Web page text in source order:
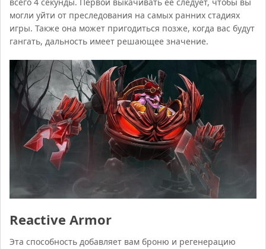
могли уйти от преследования на самых ранних стадиях
игры. Также она может пригодиться позже, когда вас будут
гангать, дальность имеет решающее значение.
Reactive Armor
Эта способность добавляет вам броню и регенерацию